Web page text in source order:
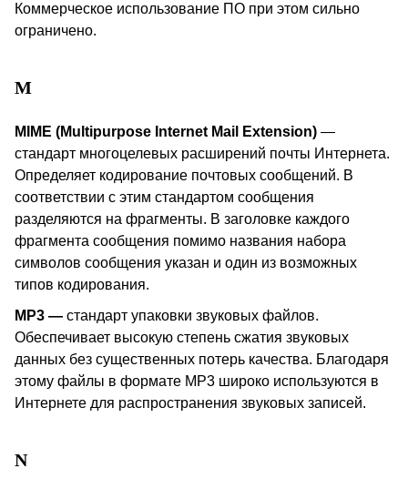
Коммерческое использование ПО при этом сильно
ограничено.
M
MIME (Multipurpose Internet Mail Extension) —
стандарт многоцелевых расширений почты Интернета.
Определяет кодирование почтовых сообщений. В
соответствии с этим стандартом сообщения
разделяются на фрагменты. В заголовке каждого
фрагмента сообщения помимо названия набора
символов сообщения указан и один из возможных
типов кодирования.
MP3 — стандарт упаковки звуковых файлов.
Обеспечивает высокую степень сжатия звуковых
данных без существенных потерь качества. Благодаря
этому файлы в формате MP3 широко используются в
Интернете для распространения звуковых записей.
N